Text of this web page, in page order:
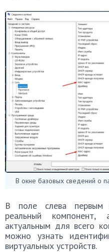
В окне базовых сведений о
В поле слева
реальный
актуальным для всего
можно узнать
виртуальных устройств.